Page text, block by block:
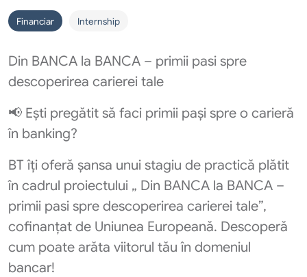
Financiar Internship
Din BANCA la BANCA – primii pasi spre
descoperirea carierei tale
📢 Ești pregătit să faci primii pași spre o carieră
în banking?
BT îți oferă șansa unui stagiu de practică plătit
în cadrul proiectului „ Din BANCA la BANCA –
primii pasi spre descoperirea carierei tale”,
cofinanțat de Uniunea Europeană. Descoperă
cum poate arăta viitorul tău în domeniul
bancar!